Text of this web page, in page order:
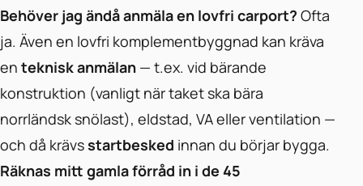
Behöver jag ändå anmäla en lovfri carport? Ofta
ja. Även en lovfri komplementbyggnad kan kräva
en teknisk anmälan — t.ex. vid bärande
konstruktion (vanligt när taket ska bära
norrländsk snölast), eldstad, VA eller ventilation —
och då krävsstartbesked innan du börjar bygga.
Räknas mitt gamla förråd in i de 45